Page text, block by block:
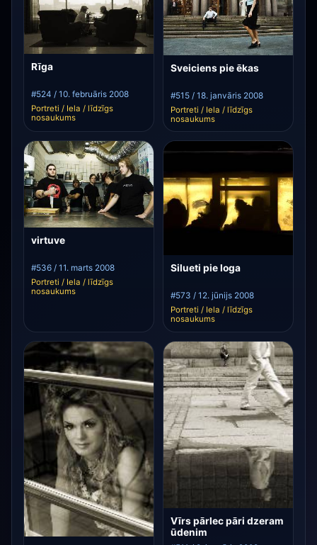
Rīga
#524 / 10. februāris 2008
Portreti / Iela / līdzīgs
nosaukums
Sveiciens pie ēkas
#515 / 18. janvāris 2008
Portreti / Iela / līdzīgs
nosaukums
virtuve
#536 / 11. marts 2008
Portreti / Iela / līdzīgs
nosaukums
Silueti pie loga
#573 / 12. jūnijs 2008
Portreti / Iela / līdzīgs
nosaukums
Vīrs pārlec pāri dzeram
ūdenim